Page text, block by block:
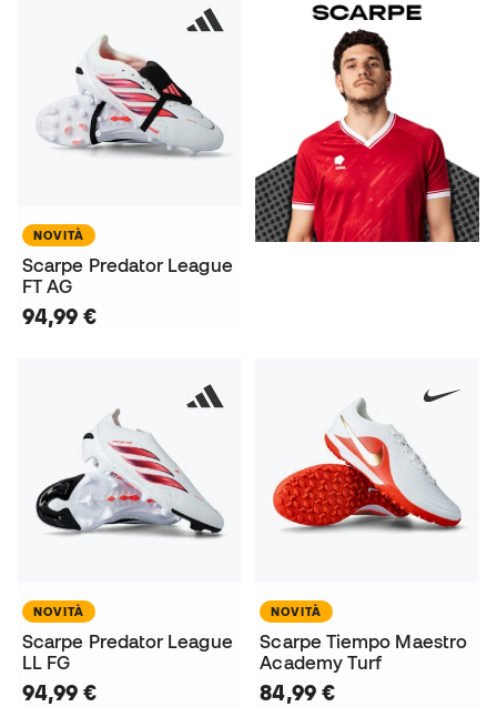
NOVITÀ
Scarpe Predator League
FT AG
94,99 €
NOVITÀ
Scarpe Predator League
LL FG
94,99 €
NOVITÀ
Scarpe Tiempo Maestro
Academy Turf
84,99 €